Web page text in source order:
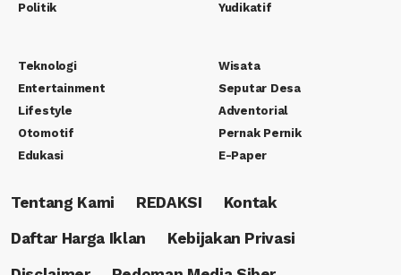
Politik
Yudikatif
Teknologi
Entertainment
Lifestyle
Otomotif
Edukasi
Wisata
Seputar Desa
Adventorial
Pernak Pernik
E-Paper
Tentang Kami REDAKSI
Kontak
Daftar Harga Iklan
Kebijakan Privasi